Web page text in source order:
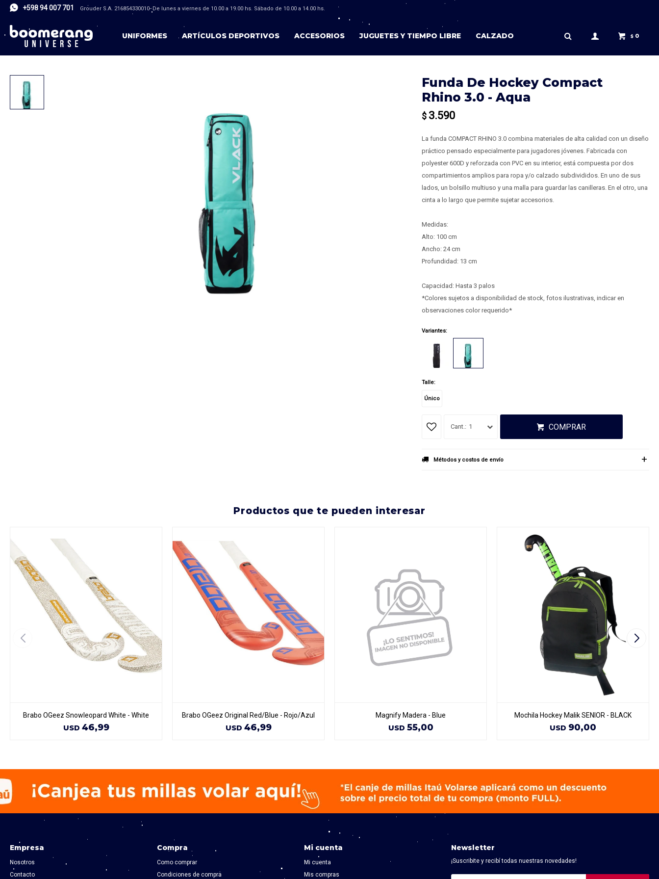
UNIFORMES ARTÍCULOS DEPORTIVOS ACCESORIOS JUGUETES Y TIEMPO LIBRE CALZADO $ 0
+598 94 007 701 Grouder S.A. 216854330010- De lunes a viernes de 10.00 a 19.00 hs. Sábado de 10.00 a 14.00 hs.
Funda De Hockey Compact
Rhino 3.0 - Aqua
$ 3.590
La funda COMPACT RHINO 3.0 combina materiales de alta calidad con un diseño
práctico pensado especialmente para jugadores jóvenes. Fabricada con
polyester 600D y reforzada con PVC en su interior, está compuesta por dos
compartimientos amplios para ropa y/o calzado subdivididos. En uno de sus
lados, un bolsillo multiuso y una malla para guardar las canilleras. En el otro, una
cinta a lo largo que permite sujetar accesorios.
Medidas:
Alto: 100 cm
Ancho: 24 cm
Profundidad: 13 cm
Capacidad: Hasta 3 palos
*Colores sujetos a disponibilidad de stock, fotos ilustrativas, indicar en
observaciones color requerido*
Variantes:
Talle:
Único
1 COMPRAR
Métodos y costos de envío
productos que te pueden interesar
Brabo OGeez Snowleopard White - White
USD 46,99
Brabo OGeez Original Red/Blue - Rojo/Azul
USD 46,99
Magnify Madera - Blue
USD 55,00
Mochila Hockey Malik SENIOR - BLACK
USD 90,00
Empresa
Nosotros
Contacto
Compra
Como comprar
Condiciones de compra
Mi cuenta
Mi cuenta
Mis compras
Newsletter
¡Suscribite y recibí todas nuestras novedades!